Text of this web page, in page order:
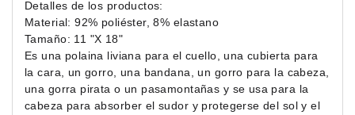
Detalles de los productos:
Material: 92% poliéster, 8% elastano
Tamaño: 11 "X 18"
Es una polaina liviana para el cuello, una cubierta para
la cara, un gorro, una bandana, un gorro para la cabeza,
una gorra pirata o un pasamontañas y se usa para la
cabeza para absorber el sudor y protegerse del sol y el